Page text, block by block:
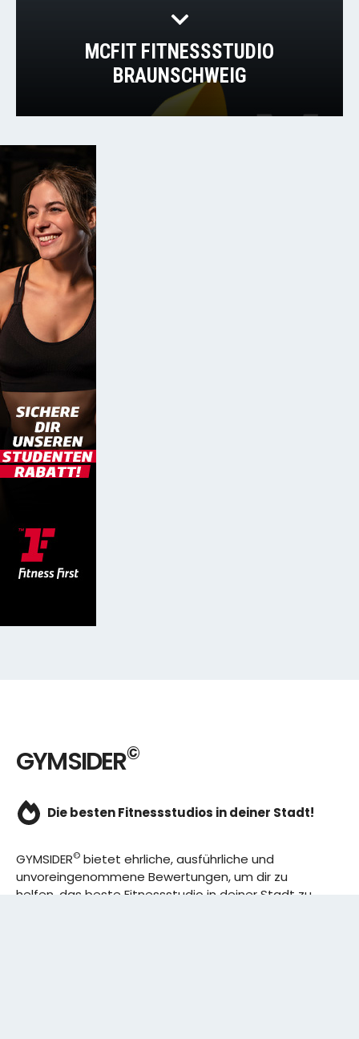
MCFIT FITNESSSTUDIO
BRAUNSCHWEIG
GYMSIDER©
Die besten Fitnessstudios in deiner Stadt!
GYMSIDER© bietet ehrliche, ausführliche und
unvoreingenommene Bewertungen, um dir zu
helfen, das beste Fitnessstudio in deiner Stadt zu